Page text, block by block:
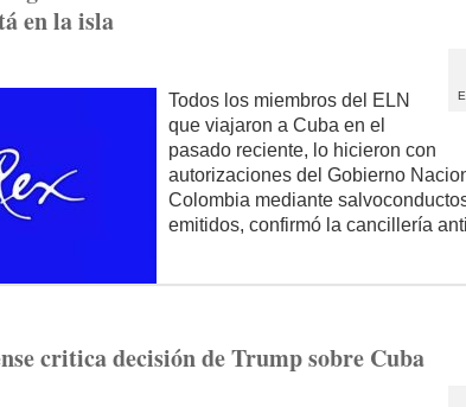
en la isla
Todos los miembros del ELN
que viajaron a Cuba en el
pasado reciente, lo hicieron con
autorizaciones del Gobierno
Colombia mediante
emitidos, confirmó la cancillería
critica decisión de Trump sobre Cuba